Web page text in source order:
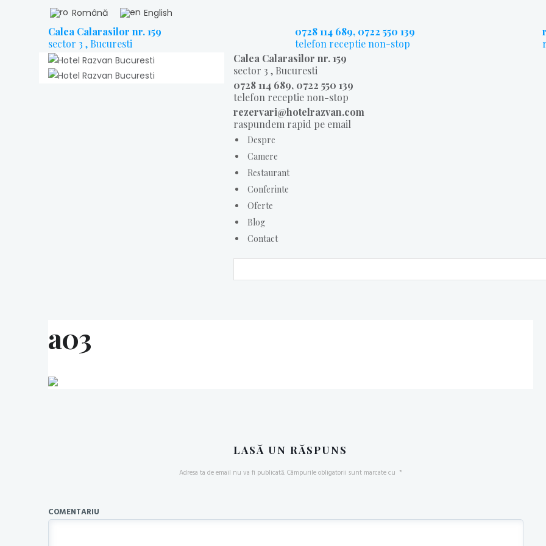
Română English
Calea Calarasilor nr. 159
sector 3 , Bucuresti
0728 114 689, 0722 550 139
telefon receptie non-stop
Calea Calarasilor nr. 159
sector 3 , Bucuresti
0728 114 689, 0722 550 139
telefon receptie non-stop
rezervari@hotelrazvan.com
raspundem rapid pe email
Despre
Camere
Restaurant
Conferinte
Oferte
Blog
Contact
a03
LASĂ UN RĂSPUNS
Adresa ta de email nu va fi publicată.Câmpurile obligatorii sunt marcate cu *
COMENTARIU